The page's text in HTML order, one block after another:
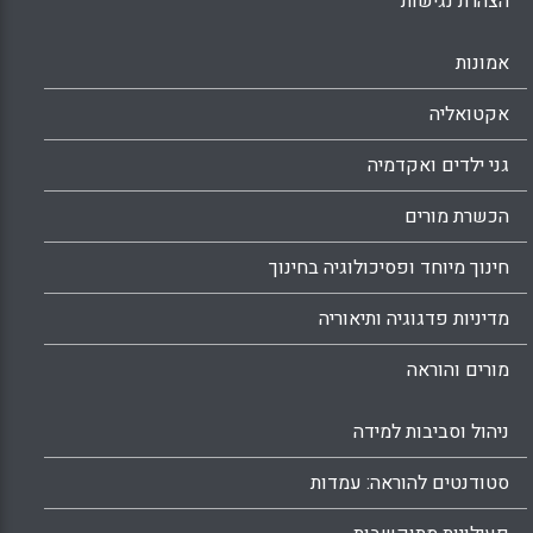
היכולת של האדם לחזק את עצמו ולכוון את
אמונות
אקטואליה
גני ילדים ואקדמיה
הכשרת מורים
חינוך מיוחד ופסיכולוגיה בחינוך
מדיניות פדגוגיה ותיאוריה
מורים והוראה
ניהול וסביבות למידה
סטודנטים להוראה: עמדות